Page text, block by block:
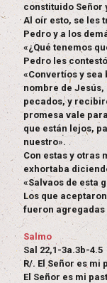
constituido Señor
Al oír esto, se les
Pedro y a los
«¿Qué tenemos
Pedro les
«Convertíos y sea
nombre de
pecados, y
promesa vale
que están lejos,
nuestro».
Con estas y otras
exhortaba
«Salvaos de esta
Los que
fueron agregadas
Salmo
Sal 22,1-3a.3b-4.5
R/. El Señor es mi
El Señor es mi